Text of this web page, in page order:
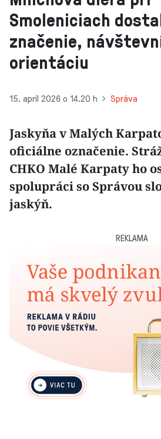
Smoleniciach
značenie,
orientáciu
15. apríl 2026 o 14.20 h Správa
Jaskyňa v Malých
oficiálne označenie.
CHKO Malé Karpaty ho
spolupráci so Správou
jaskýň.
REKLAMA